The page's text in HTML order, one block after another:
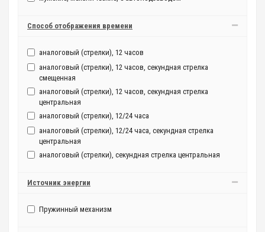
Способ отображения времени
аналоговый (стрелки), 12 часов
аналоговый (стрелки), 12 часов, секундная стрелка
смещенная
аналоговый (стрелки), 12 часов, секундная стрелка
центральная
аналоговый (стрелки), 12/24 часа
аналоговый (стрелки), 12/24 часа, секундная стрелка
центральная
аналоговый (стрелки), секундная стрелка центральная
Источник энергии
Пружинный механизм